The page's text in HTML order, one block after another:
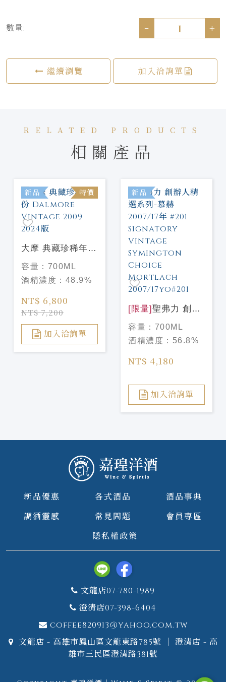
數量: - +
繼續瀏覽 加入洽詢單
RELATED PRODUCTS
相關產品
新品 特價
大摩 典藏珍稀年份
Dalmore Vintage
2009 2024版
容量： 700ML
酒精濃度： 48.9%
NT$ 6,800
NT$ 7,200
加入洽詢單
新品
[限量] 聖弗力 創辦
人精選系列-慕赫
2007/17年 #201
Signatory Vintage
Symington Choice
容量： 700ML
酒精濃度： 56.8%
NT$ 4,180
加入洽詢單
新品優惠 各式酒品
酒品事典
調酒靈感
常見問題
會員專區
隱私權政策
文龍店07-780-1989
澄清店07-398-6404
coffee820913@yahoo.com.tw
文龍店 - 高雄市鳳山區文龍東路785號 ｜ 澄清店 - 高
雄市三民區澄清路381號